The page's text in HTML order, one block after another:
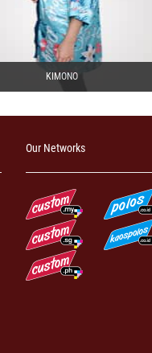
KIMONO
Our Networks